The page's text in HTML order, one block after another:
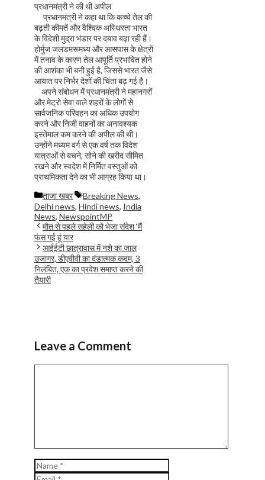
प्रधानमंत्री ने की थी अपील
प्रधानमंत्री ने कहा था कि कच्चे तेल की
बढ़ती कीमतें और वैश्विक अस्थिरता भारत
के विदेशी मुद्रा भंडार पर दबाव बढ़ा रही हैं।
होर्मुज जलडमरूमध्य और आसपास के क्षेत्रों
में तनाव के कारण तेल आपूर्ति प्रभावित होने
की आशंका भी बनी हुई है, जिससे भारत जैसे
आयात पर निर्भर देशों की चिंता बढ़ गई है।
अपने संबोधन में प्रधानमंत्री ने महानगरों
और मेट्रो सेवा वाले शहरों के लोगों से
सार्वजनिक परिवहन का अधिक उपयोग
करने और निजी वाहनों का अनावश्यक
इस्तेमाल कम करने की अपील की थी।
उन्होंने मध्यम वर्ग से एक वर्ष तक विदेश
यात्राओं से बचने, सोने की खरीद सीमित
रखने और स्वदेश में निर्मित वस्तुओं को
प्राथमिकता देने का भी आग्रह किया था।
Categories
ताजा खबर Tags
Breaking News,
Delhi news, Hindi news, India
News, NewspointMP
मौत से पहले सहेली को भेजा संदेश ‘मैं
फंस गई हूं यार
आईईटी छात्रावास में नशे का जाल
उजागर, डीएवीवी का दंडात्मक कदम, 3
निलंबित, एक का प्रवेश समाप्त करने की
तैयारी
Leave a Comment
Name
Email